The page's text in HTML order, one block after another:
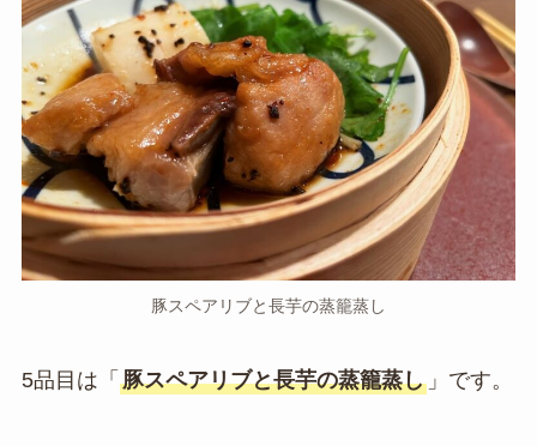
豚スペアリブと長芋の蒸籠蒸し
5品目は「 豚スペアリブと長芋の蒸籠蒸し」です。